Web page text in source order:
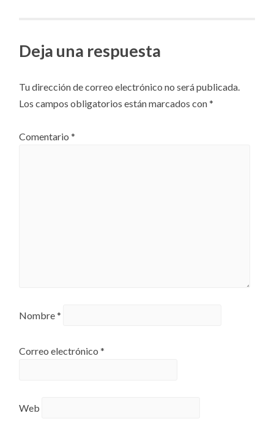
Deja una respuesta
Tu dirección de correo electrónico no será publicada.
Los campos obligatorios están marcados con*
Comentario*
Nombre*
Correo electrónico*
Web